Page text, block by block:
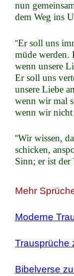
nun
dem Weg ins
"Er soll uns
müde werden.
wenn unsere
Er soll uns
unsere Liebe
wenn wir mal
wenn wir
"Wir wissen,
schicken,
Sinn; er ist der
Mehr
Moderne
Trausprüche
Bibelverse